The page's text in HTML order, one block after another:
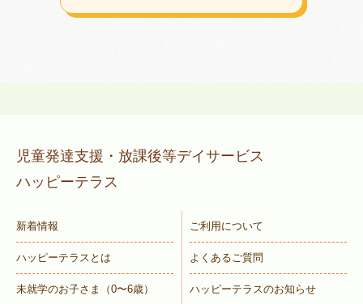
児童発達支援・放課後等デイサービス
ハッピーテラス
新着情報
ハッピーテラスとは
未就学のお子さま （0〜6歳）
ご利用について
よくあるご質問
ハッピーテラスのお知らせ